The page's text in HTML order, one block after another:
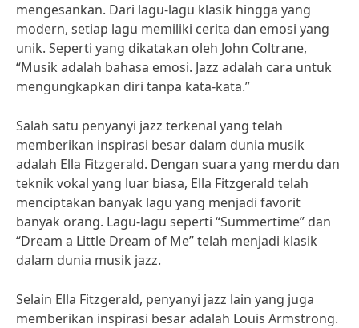
mengesankan. Dari lagu-lagu klasik hingga yang
modern, setiap lagu memiliki cerita dan emosi yang
unik. Seperti yang dikatakan oleh John Coltrane,
“Musik adalah bahasa emosi. Jazz adalah cara untuk
mengungkapkan diri tanpa kata-kata.”
Salah satu penyanyi jazz terkenal yang telah
memberikan inspirasi besar dalam dunia musik
adalah Ella Fitzgerald. Dengan suara yang merdu dan
teknik vokal yang luar biasa, Ella Fitzgerald telah
menciptakan banyak lagu yang menjadi favorit
banyak orang. Lagu-lagu seperti “Summertime” dan
“Dream a Little Dream of Me” telah menjadi klasik
dalam dunia musik jazz.
Selain Ella Fitzgerald, penyanyi jazz lain yang juga
memberikan inspirasi besar adalah Louis Armstrong.